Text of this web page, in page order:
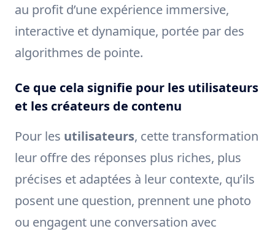
au profit d’une expérience immersive,
interactive et dynamique, portée par des
algorithmes de pointe.
Ce que cela signifie pour les utilisateurs
et les créateurs de contenu
Pour les utilisateurs, cette transformation
leur offre des réponses plus riches, plus
précises et adaptées à leur contexte, qu’ils
posent une question, prennent une photo
ou engagent une conversation avec